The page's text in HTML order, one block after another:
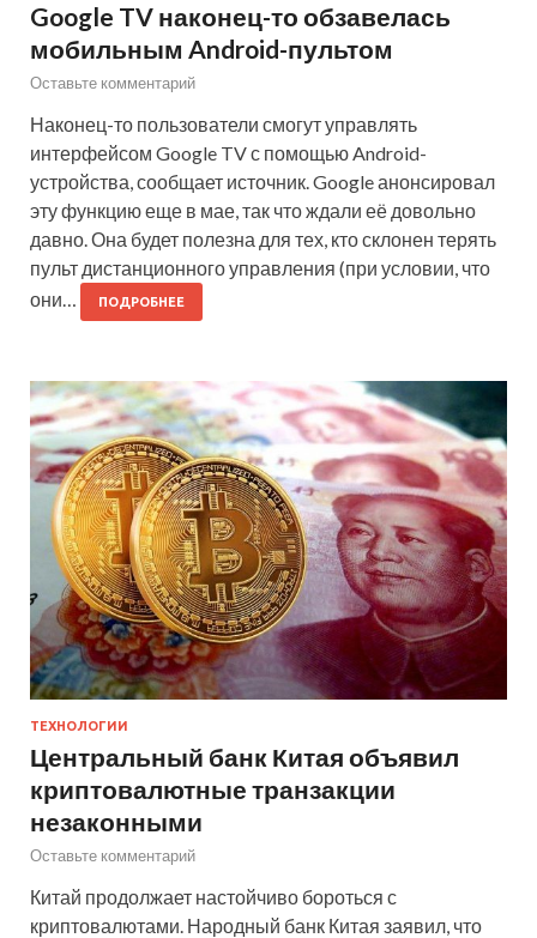
Google TV наконец-то обзавелась
мобильным Android-пультом
Оставьте комментарий
Наконец-то пользователи смогут управлять
интерфейсом Google TV с помощью Android-
устройства, сообщает источник. Google анонсировал
эту функцию еще в мае, так что ждали её довольно
давно. Она будет полезна для тех, кто склонен терять
пульт дистанционного управления (при условии, что
они…
ПОДРОБНЕЕ
ТЕХНОЛОГИИ
Центральный банк Китая объявил
криптовалютные транзакции
незаконными
Оставьте комментарий
Китай продолжает настойчиво бороться с
криптовалютами. Народный банк Китая заявил, что